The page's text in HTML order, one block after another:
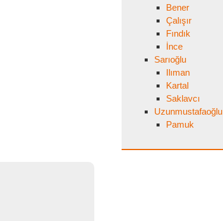
Bener
Çalışır
Fındık
İnce
Sarıoğlu
Ilıman
Kartal
Saklavcı
Uzunmustafaoğlu
Pamuk